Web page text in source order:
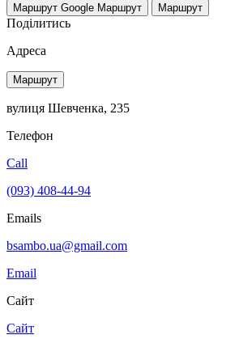
Маршрут Google Маршрут Маршрут
Поділитись
Адреса
Маршрут
вулиця Шевченка, 235
Телефон
Call
(093) 408-44-94
Emails
bsambo.ua@gmail.com
Email
Сайт
Сайт